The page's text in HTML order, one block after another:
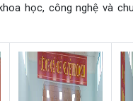
học, công nghệ và